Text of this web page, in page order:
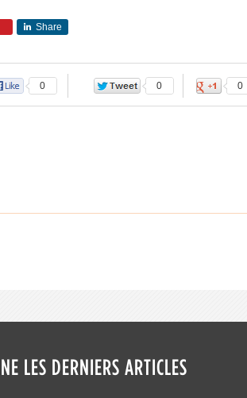
Share
0 0 0
LES DERNIERS ARTICLES